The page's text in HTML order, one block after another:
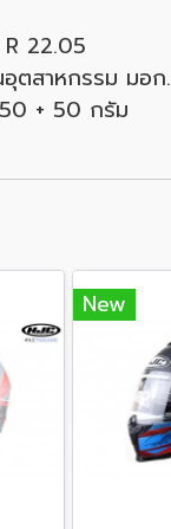
R 22.05
ตสาหกรรม มอก.
+ 50 กรัม
New